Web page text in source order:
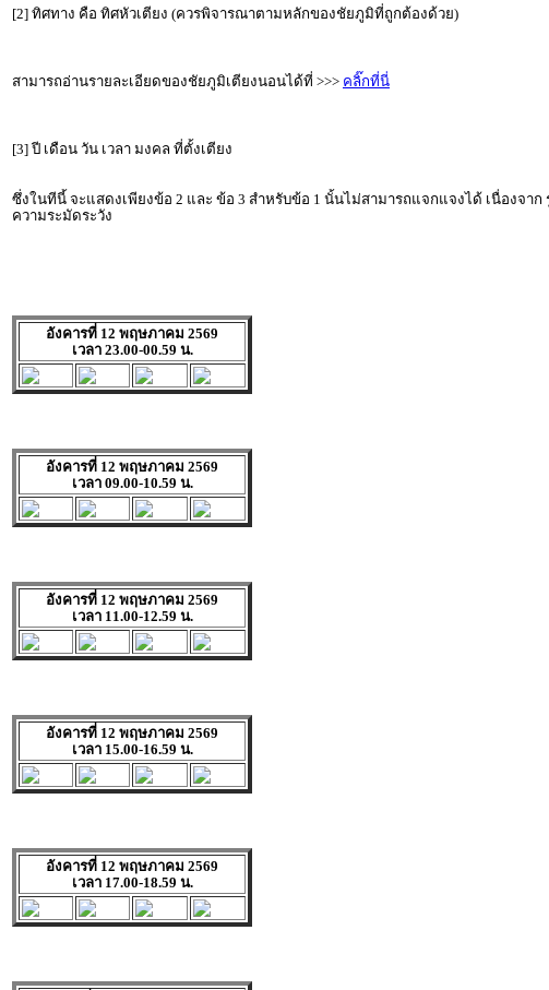
[2] ทิศทาง คือ ทิศหัวเตียง (ควรพิจารณาตามหลักของชัยภูมิที่ถูกต้องด้วย)
สามารถอ่านรายละเอียดของชัยภูมิเตียงนอนได้ที่ >>> คลิ๊กที่นี่
[3] ปี เดือน วัน เวลา มงคล ที่ตั้งเตียง
ซึ่งในทีนี้ จะแสดงเพียงข้อ 2 และ ข้อ 3 สำหรับข้อ 1 นั้นไม่สามารถแจกแจงได้ เนื่องจ
ความระมัดระวัง
อังคารที่ 12 พฤษภาคม 2569
เวลา 23.00-00.59 น.
อังคารที่ 12 พฤษภาคม 2569
เวลา 09.00-10.59 น.
อังคารที่ 12 พฤษภาคม 2569
เวลา 11.00-12.59 น.
อังคารที่ 12 พฤษภาคม 2569
เวลา 15.00-16.59 น.
อังคารที่ 12 พฤษภาคม 2569
เวลา 17.00-18.59 น.